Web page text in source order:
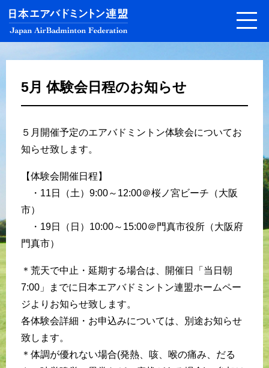
5月 体験会日程のお知らせ
５月開催予定のエアバドミントン体験会についてお
知らせ致します。
【体験会開催日程】
・11日（土）9:00～12:00＠桜ノ宮ビーチ（大阪
市）
・19日（日）10:00～15:00＠門真市役所（大阪府
門真市）
＊荒天で中止・延期する場合は、開催日「当日朝
7:00」までに日本エアバドミントン連盟ホームペー
ジよりお知らせ致します。
各体験会詳細・お申込みについては、別途お知らせ
致します。
＊体調が優れない場合(発熱、咳、喉の痛み、だる